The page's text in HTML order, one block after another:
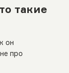
такие
он
про